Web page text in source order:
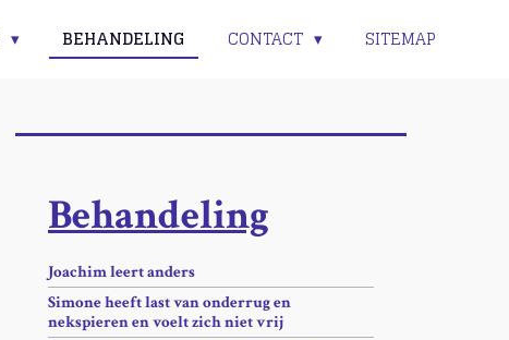
BEHANDELING CONTACT SITEMAP
Behandeling
Joachim leert anders
Simone heeft last van onderrug en
nekspieren en voelt zich niet vrij